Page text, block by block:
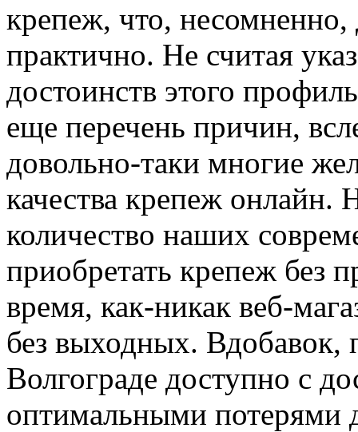
крепеж, что, несомненно,
практично. Не считая
достоинств этого
еще перечень причин,
довольно-таки многие
качества крепеж онлайн.
количество наших
приобретать крепеж без
время, как-никак веб-
без выходных. Вдобавок,
Волгограде доступно с
оптимальными потерями